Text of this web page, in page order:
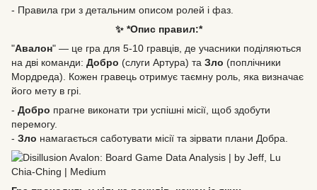
- Правила гри з детальним описом ролей і фаз.
✨ *Опис правил:*
"Авалон" — це гра для 5-10 гравців, де учасники поділяються
на дві команди: Добро (слуги Артура) та Зло (поплічники
Мордреда). Кожен гравець отримує таємну роль, яка визначає
його мету в грі.
- Добро прагне виконати три успішні місії, щоб здобути
перемогу.
- Зло намагається саботувати місії та зірвати плани Добра.